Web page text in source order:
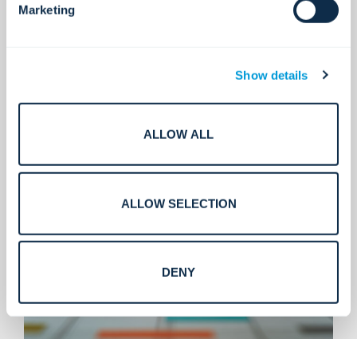
Marketing
Show details
ALLOW ALL
ALLOW SELECTION
DENY